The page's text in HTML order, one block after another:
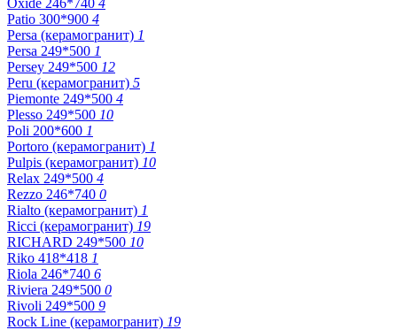
Patio 300*900 4
Persa (керамогранит) 1
Persa 249*500 1
Persey 249*500 12
Peru (керамогранит) 5
Piemonte 249*500 4
Plesso 249*500 10
Poli 200*600 1
Portoro (керамогранит) 1
Pulpis (керамогранит) 10
Relax 249*500 4
Rezzo 246*740 0
Rialto (керамогранит) 1
Ricci (керамогранит) 19
RICHARD 249*500 10
Riko 418*418 1
Riola 246*740 6
Riviera 249*500 0
Rivoli 249*500 9
Rock Line (керамогранит) 19